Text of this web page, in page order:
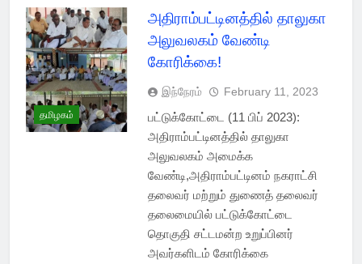
தமிழகம்
அதிராம்பட்டினத்தில் தாலுகா
அலுவலகம் வேண்டி
கோரிக்கை!
இந்நேரம் February 11, 2023
பட்டுக்கோட்டை (11 பிப் 2023):
அதிராம்பட்டினத்தில் தாலுகா
அலுவலகம் அமைக்க
வேண்டி,அதிராம்பட்டினம் நகராட்சி
தலைவர் மற்றும் துணைத் தலைவர்
தலைமையில் பட்டுக்கோட்டை
தொகுதி சட்டமன்ற உறுப்பினர்
அவர்களிடம் கோரிக்கை